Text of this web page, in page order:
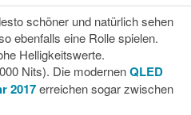
schöner und natürlich sehen
ebenfalls eine Rolle spielen.
Helligkeitswerte.
Nits). Die modernenQLED
2017erreichen sogar zwischen